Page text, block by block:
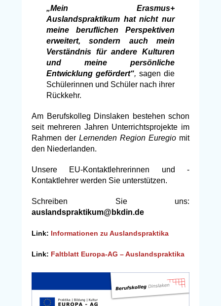
„Mein Erasmus+
Auslandspraktikum hat nicht nur
meine beruflichen Perspektiven
erweitert, sondern auch mein
Verständnis für andere Kulturen
und meine persönliche
Entwicklung gefördert“, sagen die
Schülerinnen und Schüler nach ihrer
Rückkehr.
Am Berufskolleg Dinslaken bestehen schon
seit mehreren Jahren Unterrichtsprojekte im
Rahmen der Lernenden Region Euregio mit
den Niederlanden.
Unsere EU-Kontaktlehrerinnen und -
Kontaktlehrer werden Sie unterstützen.
Schreiben Sie uns:
auslandspraktikum@bkdin.de
Link: Informationen zu Auslandspraktika
Link: Faltblatt Europa-AG – Auslandspraktika